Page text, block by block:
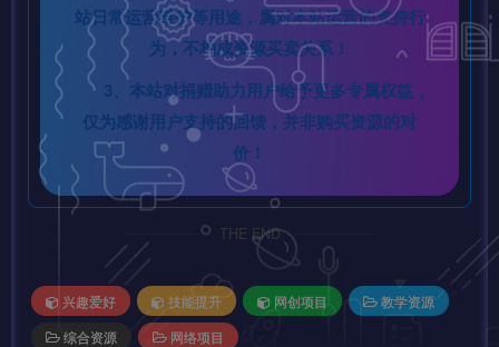
站日常运营维护等用途，属对本站运营的支持行
为，不构成资源买卖关系！
3、本站对捐赠助力用户给予更多专属权益，
仅为感谢用户支持的回馈，并非购买资源的对
价！
THE END
兴趣爱好 技能提升 网创项目
教学资源
综合资源
网络项目